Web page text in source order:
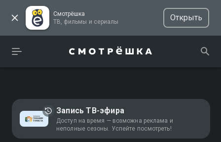
Смотрёшка
ТВ, фильмы и сериалы
Открыть
Запись ТВ-эфира
Доступ на время — возможна реклама и
неполные сезоны. Успейте посмотреть!